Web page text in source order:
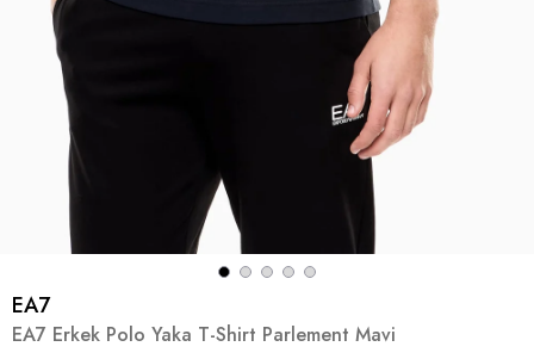
EA7
EA7 Erkek Polo Yaka T-Shirt Parlement Mavi